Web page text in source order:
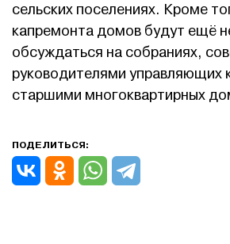
сельских поселениях. Кроме
капремонта домов будут ещё
обсуждаться на собраниях,
руководителями
старшими многоквартирных
ПОДЕЛИТЬСЯ: